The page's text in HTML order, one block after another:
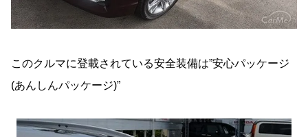
このクルマに登載されている安全装備は”安心パッケージ
(あんしんパッケージ)”